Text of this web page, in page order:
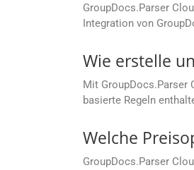
GroupDocs.Parser
Integration von
Wie erstelle
Mit GroupDocs.Parser
basierte Regeln
Welche
GroupDocs.Parser